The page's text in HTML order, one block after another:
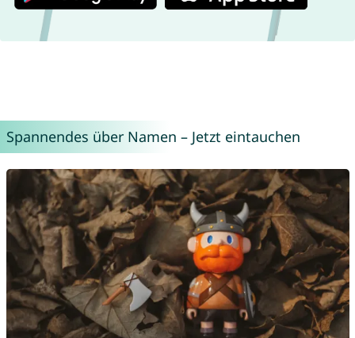
Spannendes über Namen – Jetzt eintauchen